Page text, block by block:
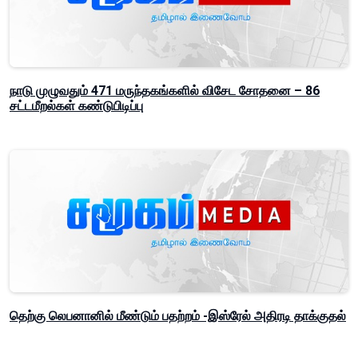
நாடு முழுவதும் 471 மருந்தகங்களில் விசேட சோதனை – 86
சட்டமீறல்கள் கண்டுபிடிப்பு
தெற்கு லெபனானில் மீண்டும் பதற்றம் -இஸ்ரேல் அதிரடி தாக்குதல்